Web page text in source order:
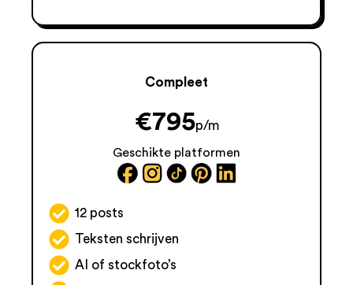
Compleet
€795p/m
Geschikte platformen
12 posts
Teksten schrijven
AI of stockfoto’s